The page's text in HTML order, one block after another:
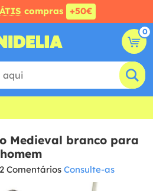
compras +50€
0
Medieval branco para
homem
Comentários Consulte-as